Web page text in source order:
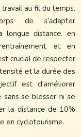
au fil du temps.
de s’adapter
longue distance, en
et en
crucial de respecter
et la durée des
est d’améliorer
sans se blesser ni se
la distance de 10%
en cyclotourisme.